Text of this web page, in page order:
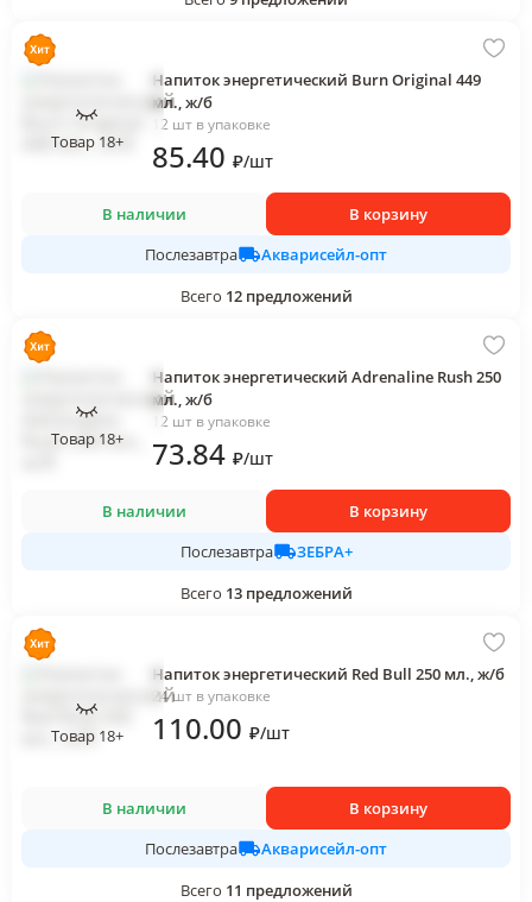
Товар 18+
Напиток энергетический Burn Original 449
мл., ж/б
12 шт в упаковке
85.40 ₽/шт
В наличии
В корзину
Послезавтра
Акварисейл-опт
Всего 12 предложений
Товар 18+
Напиток энергетический Adrenaline Rush 250
мл., ж/б
12 шт в упаковке
73.84 ₽/шт
В наличии
В корзину
Послезавтра
ЗЕБРА+
Всего 13 предложений
Товар 18+
Напиток энергетический Red Bull 250 мл., ж/б
24 шт в упаковке
110.00 ₽/шт
В наличии
В корзину
Послезавтра
Акварисейл-опт
Всего 11 предложений